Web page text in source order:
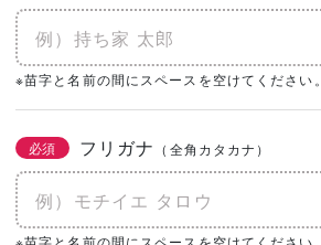
※苗字と名前の間にスペースを空けてください。
必須 フリガナ （全角カタカナ）